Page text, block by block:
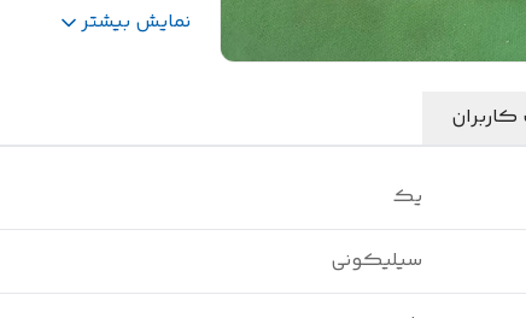
سایز(سانتی متر)
نمایش بیشتر
کاربران
یک
سیلیکونی